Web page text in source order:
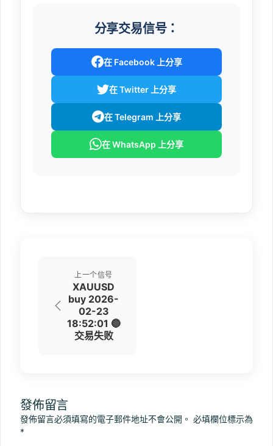
分享交易信号：
在 Facebook 上分享
在 Twitter 上分享
在 Telegram 上分享
在 WhatsApp 上分享
上一个信号
XAUUSD
buy 2026-
02-23
18:52:01 🔵
交易失败
發佈留言
發佈留言必須填寫的電子郵件地址不會公開。 必填欄位標示為
*